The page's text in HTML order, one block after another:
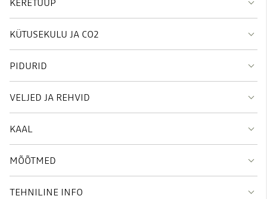
KÜTUSEKULU JA CO2
PIDURID
VELJED JA REHVID
KAAL
MÕÕTMED
TEHNILINE INFO